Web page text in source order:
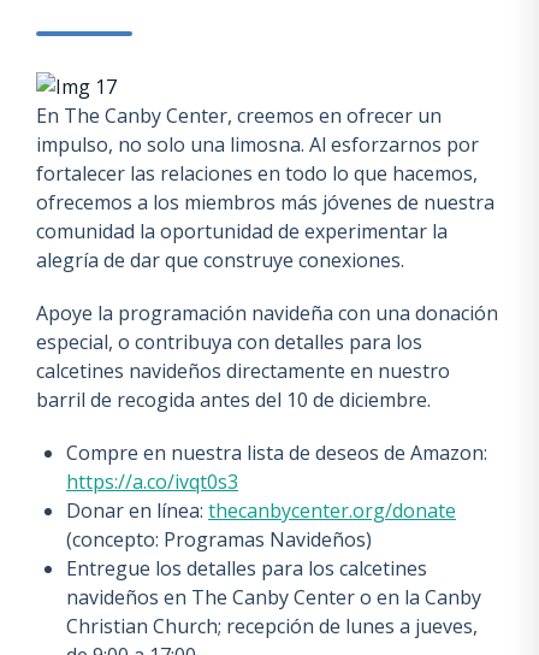
En The Canby Center, creemos en ofrecer un
impulso, no solo una limosna. Al esforzarnos por
fortalecer las relaciones en todo lo que hacemos,
ofrecemos a los miembros más jóvenes de nuestra
comunidad la oportunidad de experimentar la
alegría de dar que construye conexiones.
Apoye la programación navideña con una donación
especial, o contribuya con detalles para los
calcetines navideños directamente en nuestro
barril de recogida antes del 10 de diciembre.
Compre en nuestra lista de deseos de Amazon:
https://a.co/ivqt0s3
Donar en línea: thecanbycenter.org/donate
(concepto: Programas Navideños)
Entregue los detalles para los calcetines
navideños en The Canby Center o en la Canby
Christian Church; recepción de lunes a jueves,